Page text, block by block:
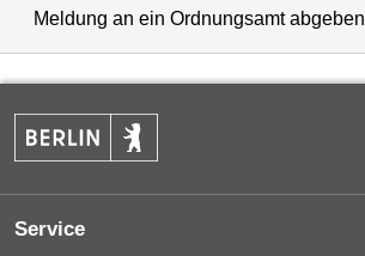
Meldung an ein Ordnungsamt abgeben
Service